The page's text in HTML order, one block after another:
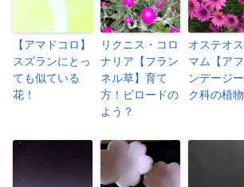
【アマドコロ】
スズランにとっ
ても似ている
花！
リクニス・コロ
ナリア【フラン
ネル草】育て
方！ビロードの
よう？
オステオ
マム【ア
ンデージ
ク科の植物